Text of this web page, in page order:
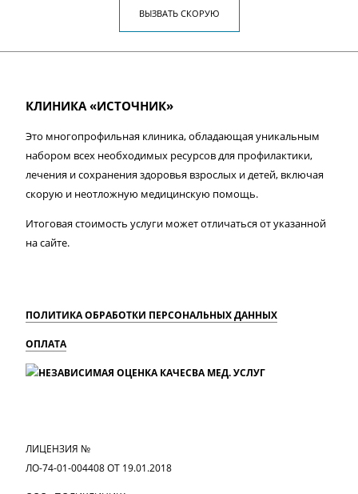
ВЫЗВАТЬ СКОРУЮ
КЛИНИКА «ИСТОЧНИК»
Это многопрофильная клиника, обладающая уникальным
набором всех необходимых ресурсов для профилактики,
лечения и сохранения здоровья взрослых и детей, включая
скорую и неотложную медицинскую помощь.
Итоговая стоимость услуги может отличаться от указанной
на сайте.
ПОЛИТИКА ОБРАБОТКИ ПЕРСОНАЛЬНЫХ ДАННЫХ
ОПЛАТА
ЛИЦЕНЗИЯ №
ЛО-74-01-004408 ОТ 19.01.2018